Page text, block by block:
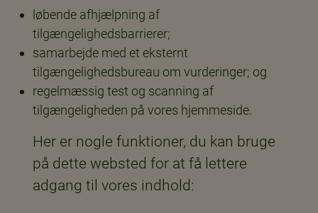
løbende afhjælpning af
tilgængelighedsbarrierer;
samarbejde med et eksternt
tilgængelighedsbureau om vurderinger; og
regelmæssig test og scanning af
tilgængeligheden på vores hjemmeside.
Her er nogle funktioner, du kan bruge
på dette websted for at få lettere
adgang til vores indhold: